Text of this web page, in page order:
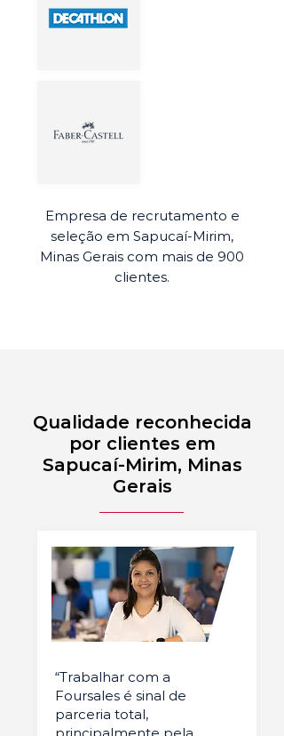
Empresa de recrutamento e
seleção em Sapucaí-Mirim,
Minas Gerais com mais de 900
clientes.
Qualidade reconhecida
por clientes em
Sapucaí-Mirim, Minas
Gerais
“Trabalhar com a
Foursales é sinal de
parceria total,